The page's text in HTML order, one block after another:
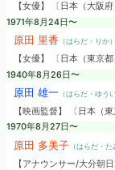
【女優】 〔日本（大阪
1971年8月24日〜
原田 里香 （はらだ・りか）
【女優】 〔日本（東京
1940年8月26日〜
原田 雄一（はらだ・ゆうい
【映画監督】 〔日本（東
1970年8月27日〜
原田 多美子（はらだ・た
【アナウンサー/大分朝